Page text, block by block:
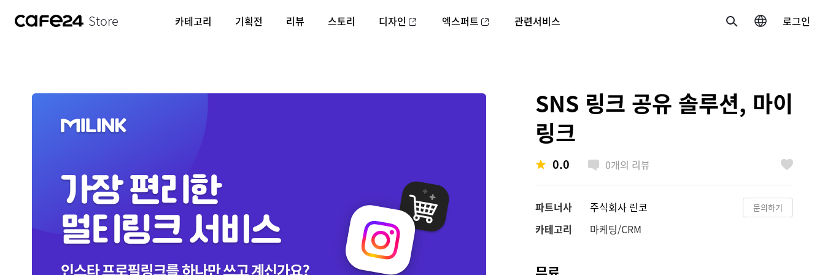
Store 로그인
한국 / 한국어
카테고리 기획전 리뷰 스토리 디자인 엑스퍼트 관련서비스
SNS 링크 공유 솔루션, 마이
링크
0.0 0개의 리뷰
파트너사 주식회사 린코 문의하기
카테고리 마케팅/CRM